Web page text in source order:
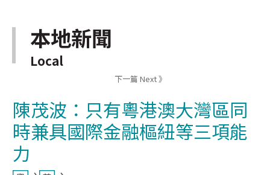
本地新聞
Local
下一篇 Next 》
陳茂波：只有粵港澳大灣區同
時兼具國際金融樞紐等三項能
力